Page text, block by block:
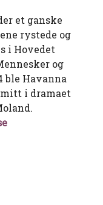
et ganske
rystede og
i Hovedet
og
ble Havanna
i dramaet
Kuler og krutt i